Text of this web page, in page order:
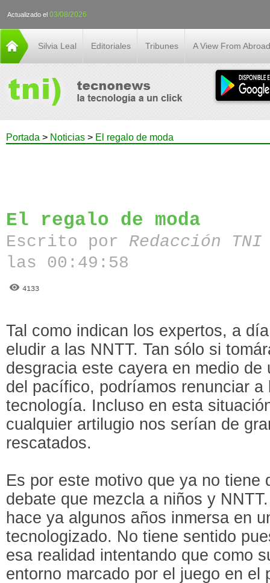
Actualizado el 03/08/2026
Silvia Leal Editoriales Tribunes A View From Abroad
Portada > Noticias > El regalo de moda
El regalo de moda
Escrito por Redacción
las 00:49:58
4133
Tal como indican los expertos, a
eludir a las NNTT. Tan sólo si
desgracia este cayera en medio de
del pacífico, podríamos renunciar
tecnología. Incluso en esta
cualquier artilugio nos serían de
rescatados.
Es por este motivo que ya no tiene
debate que mezcla a niños y
hace ya algunos años inmersa en
tecnologizado. No tiene sentido
esa realidad intentando que como
entorno marcado por el juego en el